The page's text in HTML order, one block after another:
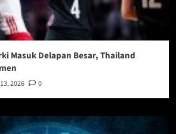
Masuk Delapan Besar, Thailand
2026 0